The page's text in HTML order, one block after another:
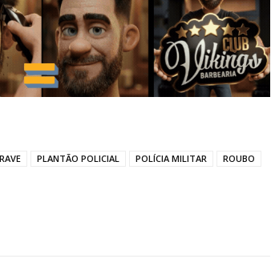
PLANTÃO POLICIAL POLÍCIA MILITAR
ROUBO